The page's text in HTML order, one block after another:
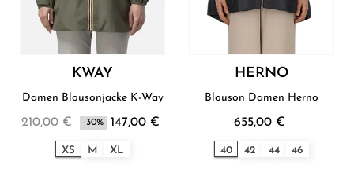
KWAY
Damen Blousonjacke K-Way
210,00 € -30% 147,00 €
XS M XL
HERNO
Blouson Damen Herno
655,00 €
40 42 44 46